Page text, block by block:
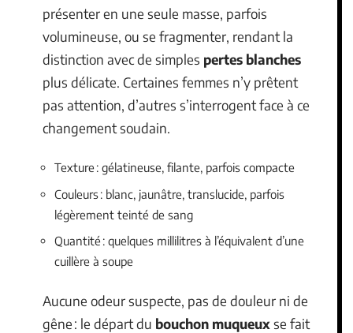
présenter en une seule masse, parfois
volumineuse, ou se fragmenter, rendant la
distinction avec de simples pertes blanches
plus délicate. Certaines femmes n’y prêtent
pas attention, d’autres s’interrogent face à ce
changement soudain.
Texture : gélatineuse, filante, parfois compacte
Couleurs : blanc, jaunâtre, translucide, parfois
légèrement teinté de sang
Quantité : quelques millilitres à l’équivalent d’une
cuillère à soupe
Aucune odeur suspecte, pas de douleur ni de
gêne : le départ du bouchon muqueuxse fait